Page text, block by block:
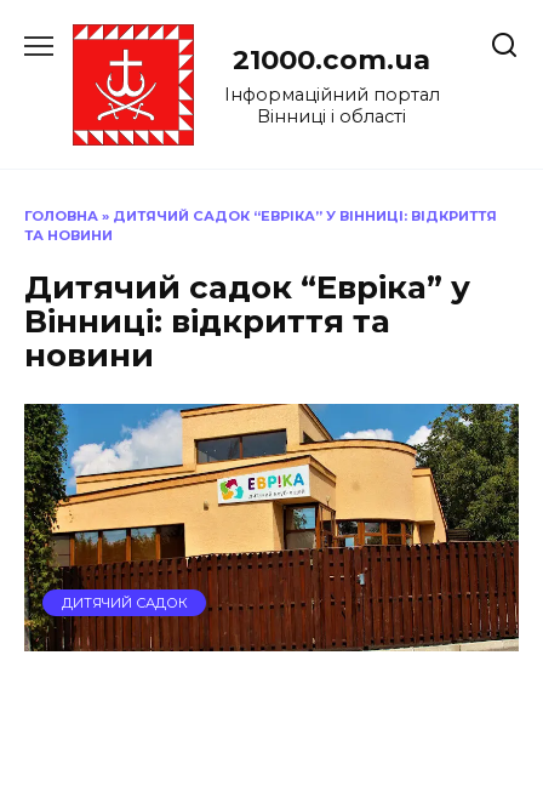
до
21000.com.ua
Інформаційний портал
Вінниці і області
ГОЛОВНА » ДИТЯЧИЙ САДОК “ЕВРІКА” У ВІННИЦІ: ВІДКРИТТЯ
ТА НОВИНИ
Дитячий садок “Евріка” у
Вінниці: відкриття та
новини
ДИТЯЧИЙ САДОК